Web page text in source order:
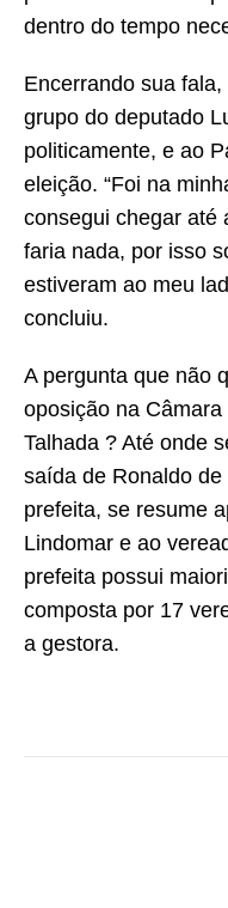
dentro do tempo
Encerrando sua
grupo do deputado
politicamente, e ao
eleição. “Foi na
consegui chegar até
faria nada, por isso
estiveram ao meu
concluiu.
A pergunta que não
oposição na
Talhada ? Até onde
saída de Ronaldo
prefeita, se resume
Lindomar e ao
prefeita possui
composta por 17
a gestora.